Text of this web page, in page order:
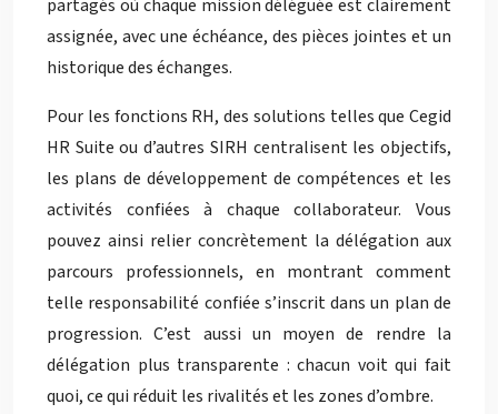
partagés où chaque mission déléguée est clairement
assignée, avec une échéance, des pièces jointes et un
historique des échanges.
Pour les fonctions RH, des solutions telles que Cegid
HR Suite ou d’autres SIRH centralisent les objectifs,
les plans de développement de compétences et les
activités confiées à chaque collaborateur. Vous
pouvez ainsi relier concrètement la délégation aux
parcours professionnels, en montrant comment
telle responsabilité confiée s’inscrit dans un plan de
progression. C’est aussi un moyen de rendre la
délégation plus transparente : chacun voit qui fait
quoi, ce qui réduit les rivalités et les zones d’ombre.